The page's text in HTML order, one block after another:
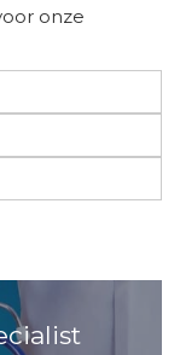
onze